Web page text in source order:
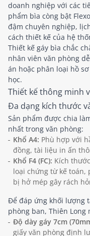
doanh nghiệp với các
phẩm bìa còng bật
đậm chuyên nghiệp,
cách thiết kế của hệ
Thiết kế gáy bìa chắc
nhân viên văn phòng
án hoặc phân loại hồ
học.
Thiết kế thông minh
Đa dạng kích thước
Sản phẩm được chia
nhất trong văn phòng:
Khổ A4: Phù hợp với
đồng, tài liệu in ấn
Khổ F4 (FC): Kích
loại chứng từ kế toán,
bị hở mép gây rách
Để đáp ứng khối lượng
phòng ban, Thiên Long
Độ dày gáy 7cm
giấy văn phòng định